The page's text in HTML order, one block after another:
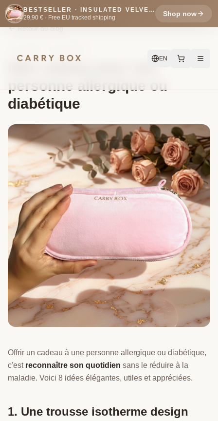
BESTSELLER · INSULATED VELVET POUCH
29,90 € · Free EU tracked shipping Shop now
EN
Retour au blog
Idée cadeau pour une
personne allergique ou
diabétique
Offrir un cadeau à une personne allergique ou diabétique,
c'est reconnaître son quotidien sans le réduire à la
maladie. Voici 8 idées élégantes, utiles et appréciées.
1. Une trousse isotherme design